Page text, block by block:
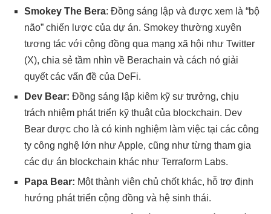
Smokey The Bera: Đồng sáng lập và được xem là “bộ
não” chiến lược của dự án. Smokey thường xuyên
tương tác với cộng đồng qua mạng xã hội như Twitter
(X), chia sẻ tầm nhìn về Berachain và cách nó giải
quyết các vấn đề của DeFi.
Dev Bear: Đồng sáng lập kiêm kỹ sư trưởng, chịu
trách nhiệm phát triển kỹ thuật của blockchain. Dev
Bear được cho là có kinh nghiệm làm việc tại các công
ty công nghệ lớn như Apple, cũng như từng tham gia
các dự án blockchain khác như Terraform Labs.
Papa Bear: Một thành viên chủ chốt khác, hỗ trợ định
hướng phát triển cộng đồng và hệ sinh thái.